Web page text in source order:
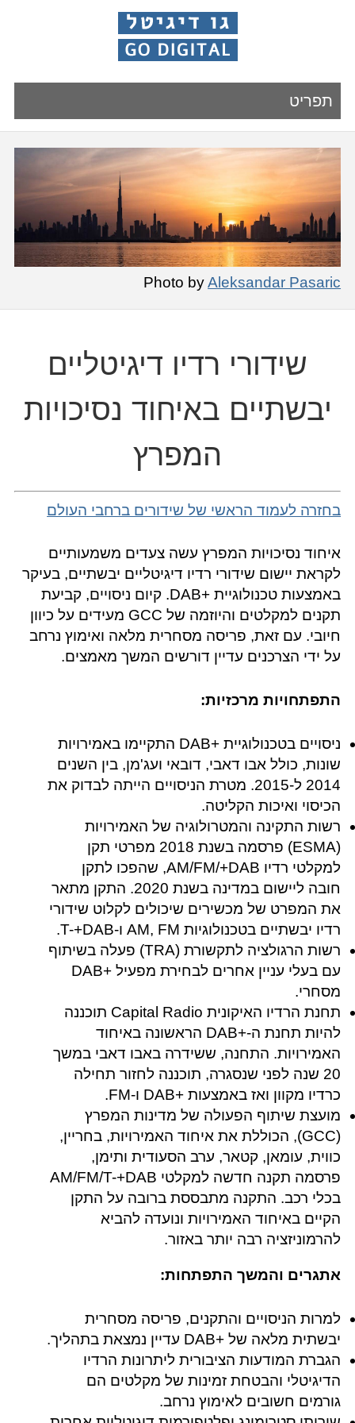
תפריט
Photo byAleksandar Pasaric
שידורי רדיו דיגיטליים
יבשתיים באיחוד נסיכויות
המפרץ
בחזרה לעמוד הראשי של שידורים ברחבי העולם
איחוד נסיכויות המפרץ עשה צעדים משמעותיים
לקראת יישום שידורי רדיו דיגיטליים יבשתיים, בעיקר
באמצעות טכנולוגיית +DAB‎. קיום ניסויים, קביעת
תקנים למקלטים והיוזמה של GCC מעידים על כיוון
חיובי. עם זאת, פריסה מסחרית מלאה ואימוץ נרחב
על ידי הצרכנים עדיין דורשים המשך מאמצים.
התפתחויות מרכזיות:
ניסויים בטכנולוגיית +DAB‎ התקיימו באמירויות
שונות, כולל אבו דאבי, דובאי ועג'מן, בין השנים
2014 ל-2015. מטרת הניסויים הייתה לבדוק את
הכיסוי ואיכות הקליטה.
רשות התקינה והמטרולוגיה של האמירויות
(ESMA) פרסמה בשנת 2018 מפרטי תקן
למקלטי רדיו AM/FM/+DAB‎, שהפכו לתקן
חובה ליישום במדינה בשנת 2020. התקן מתאר
את המפרט של מכשירים שיכולים לקלוט שידורי
רדיו יבשתיים בטכנולוגיות AM, FM ו-T-+DAB‎.
רשות הרגולציה לתקשורת (TRA) פעלה בשיתוף
עם בעלי עניין אחרים לבחירת מפעיל +DAB‎
מסחרי.
תחנת הרדיו האיקונית Capital Radio תוכננה
להיות תחנת ה-+DAB‎ הראשונה באיחוד
האמירויות. התחנה, ששידרה באבו דאבי במשך
20 שנה לפני שנסגרה, תוכננה לחזור תחילה
כרדיו מקוון ואז באמצעות +DAB‎ ו-FM.
מועצת שיתוף הפעולה של מדינות המפרץ
(GCC), הכוללת את איחוד האמירויות, בחריין,
כווית, עומאן, קטאר, ערב הסעודית ותימן,
פרסמה תקנה חדשה למקלטי AM/FM/T-+DAB‎
בכלי רכב. התקנה מתבססת ברובה על התקן
הקיים באיחוד האמירויות ונועדה להביא
להרמוניזציה רבה יותר באזור.
אתגרים והמשך התפתחות:
למרות הניסויים והתקנים, פריסה מסחרית
יבשתית מלאה של +DAB‎ עדיין נמצאת בתהליך.
הגברת המודעות הציבורית ליתרונות הרדיו
הדיגיטלי והבטחת זמינות של מקלטים הם
גורמים חשובים לאימוץ נרחב.